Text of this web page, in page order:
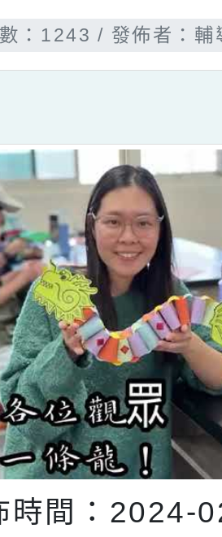
：1243 發佈者：輔
時間：2024-